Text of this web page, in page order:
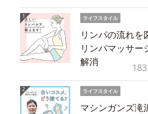
ライフスタイル
リンパの流れを
リンパマッサー
解消
ライフスタイル
マシンガンズ滝